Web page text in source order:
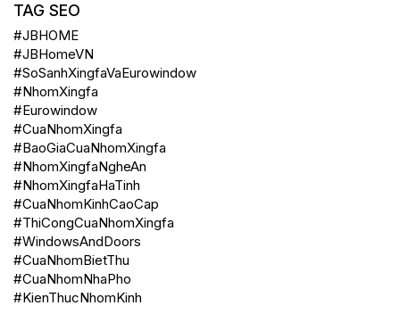
TAG SEO
#JBHOME
#JBHomeVN
#SoSanhXingfaVaEurowindow
#NhomXingfa
#Eurowindow
#CuaNhomXingfa
#BaoGiaCuaNhomXingfa
#NhomXingfaNgheAn
#NhomXingfaHaTinh
#CuaNhomKinhCaoCap
#ThiCongCuaNhomXingfa
#WindowsAndDoors
#CuaNhomBietThu
#CuaNhomNhaPho
#KienThucNhomKinh